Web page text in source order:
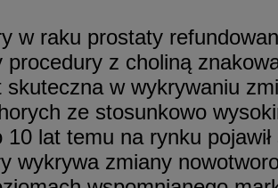
w raku prostaty
procedury z choliną
skuteczna w wykrywaniu
ze stosunkowo
10 lat temu na rynku
wykrywa zmiany